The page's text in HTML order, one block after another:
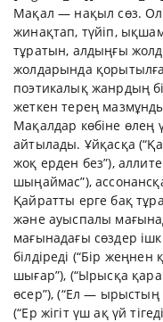
Мақал — нақыл сөз. Ол
жинақтап, түйіп,
тұратын, алдыңғы
жолдарында
поэтикалық жанрдың
жеткен терең
Мақалдар көбіне өлең
айтылады. Ұйқасқа
жоқ ерден без”),
шыңаймас”),
Қайратты ерге бақ
және ауыспалы
мағынадағы сөздер
білдіреді (“Бір
шығар”), (“Ырысқа
өсер”), (“Ел —
(“Ер жігіт үш ақ үй